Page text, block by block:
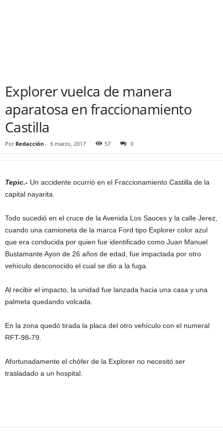
Explorer vuelca de manera
aparatosa en fraccionamiento
Castilla
Por Redacción - 6 marzo, 2017 57 0
Tepic.- Un accidente ocurrió en el Fraccionamiento Castilla de la
capital nayarita.
Todo sucedió en el cruce de la Avenida Los Sauces y la calle Jerez,
cuando una camioneta de la marca Ford tipo Explorer color azul
que era conducida por quien fue identificado como Juan Manuel
Bustamante Ayon de 26 años de edad, fue impactada por otro
vehículo desconocido el cual se dio a la fuga.
Al recibir el impacto, la unidad fue lanzada hacia una casa y una
palmeta quedando volcada.
En la zona quedó tirada la placa del otro vehículo con el numeral
RFT-98-79.
Afortunadamente el chófer de la Explorer no necesitó ser
trasladado a un hospital.